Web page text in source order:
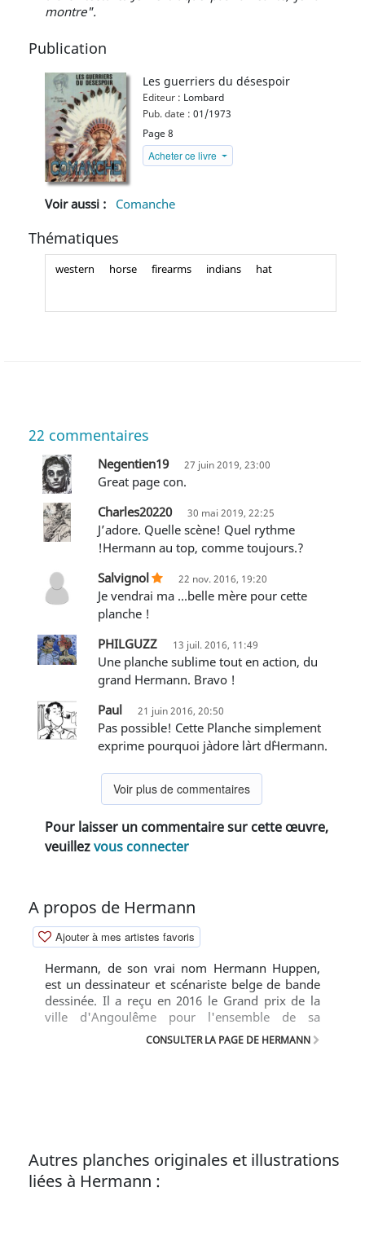
montre".
Publication
Les guerriers du désespoir
Editeur : Lombard
Pub. date : 01/1973
Page 8
Acheter ce livre
Voir aussi : Comanche
Thématiques
western horse firearms indians hat
22 commentaires
Negentien19 27 juin 2019, 23:00
Great page con.
Charles20220
30 mai 2019, 22:25
J’adore. Quelle scène! Quel rythme
!Hermann au top, comme toujours.?
Salvignol
22 nov. 2016, 19:20
je vendrai ma ...belle mère pour cette
planche !
PHILGUZZ
13 juil. 2016, 11:49
Une planche sublime tout en action, du
grand Hermann. Bravo !
Paul
21 juin 2016, 20:50
Pas possible! Cette Planche simplement
exprime pourquoi j`adore l`art d`Hermann.
Voir plus de commentaires
Pour laisser un commentaire sur cette œuvre,
veuillezvous connecter
A propos de Hermann
Ajouter à mes artistes favoris
Hermann, de son vrai nom Hermann Huppen,
est un dessinateur et scénariste belge de bande
dessinée. Il a reçu en 2016 le Grand prix de la
ville d'Angoulême pour l'ensemble de sa
CONSULTER LA PAGE DE HERMANN
Autres planches originales et illustrations
liées à Hermann :